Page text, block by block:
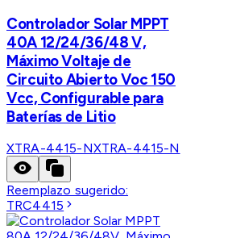
Controlador Solar MPPT
40A 12/24/36/48 V,
Máximo Voltaje de
Circuito Abierto Voc 150
Vcc, Configurable para
Baterías de Litio
XTRA-4415-NXTRA-4415-N
Reemplazo sugerido:
TRC4415